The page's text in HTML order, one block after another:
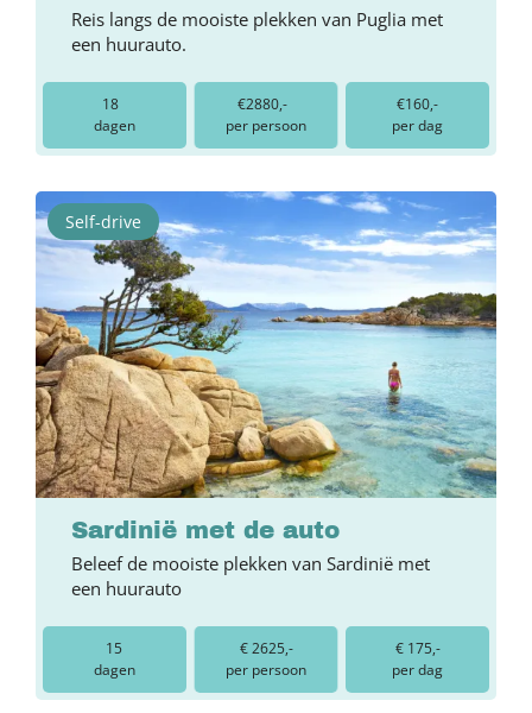
Reis langs de mooiste plekken van Puglia met
een huurauto.
18
dagen
€2880,-
per persoon
€160,-
per dag
Self-drive
Sardinië met de auto
Beleef de mooiste plekken van Sardinië met
een huurauto
15
dagen
€ 2625,-
per persoon
€ 175,-
per dag